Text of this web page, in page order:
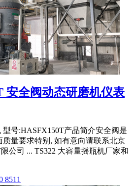
安全阀动态研磨机仪表
号:HASFX150T产品简介安全阀是
质量要求特别, 如有意向请联系北京
公司 ... TS322 大容量摇瓶机厂家和
8511